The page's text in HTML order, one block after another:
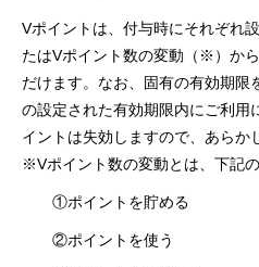
Vポイントは、付与時にそれぞれ
たはVポイント数の変動（※）か
だけます。なお、固有の有効期限
の設定された有効期限内にご利用
イントは失効しますので、あらか
※Vポイント数の変動とは、下記
①ポイントを貯める
②ポイントを使う